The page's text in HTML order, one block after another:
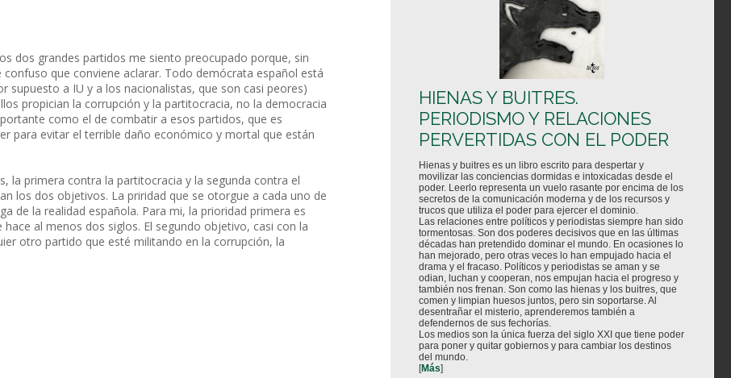
dos grandes partidos me siento preocupado porque, sin
que conviene aclarar. Todo demócrata español está
supuesto a IU y a los nacionalistas, que son casi peores)
propician la corrupción y la partitocracia, no la democracia
como el de combatir a esos partidos, que es
para evitar el terrible daño económico y mortal que están
la primera contra la partitocracia y la segunda contra el
los dos objetivos. La priridad que se otorgue a cada uno de
de la realidad española. Para mi, la prioridad primera es
al menos dos siglos. El segundo objetivo, casi con la
otro partido que esté militando en la corrupción, la
HIENAS Y BUITRES.
PERIODISMO Y RELACIONES
PERVERTIDAS CON EL PODER
Hienas y buitres es un libro escrito para despertar y
movilizar las conciencias dormidas e intoxicadas desde el
poder. Leerlo representa un vuelo rasante por encima de los
secretos de la comunicación moderna y de los recursos y
trucos que utiliza el poder para ejercer el dominio.
Las relaciones entre políticos y periodistas siempre han sido
tormentosas. Son dos poderes decisivos que en las últimas
décadas han pretendido dominar el mundo. En ocasiones lo
han mejorado, pero otras veces lo han empujado hacia el
drama y el fracaso. Políticos y periodistas se aman y se
odian, luchan y cooperan, nos empujan hacia el progreso y
también nos frenan. Son como las hienas y los buitres, que
comen y limpian huesos juntos, pero sin soportarse. Al
desentrañar el misterio, aprenderemos también a
defendernos de sus fechorías.
Los medios son la única fuerza del siglo XXI que tiene poder
para poner y quitar gobiernos y para cambiar los destinos
del mundo.
[Más]